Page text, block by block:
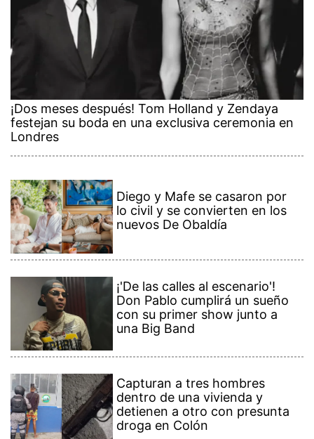
¡Dos meses después! Tom Holland y Zendaya
festejan su boda en una exclusiva ceremonia en
Londres
Diego y Mafe se casaron por
lo civil y se convierten en los
nuevos De Obaldía
¡'De las calles al escenario'!
Don Pablo cumplirá un sueño
con su primer show junto a
una Big Band
Capturan a tres hombres
dentro de una vivienda y
detienen a otro con presunta
droga en Colón